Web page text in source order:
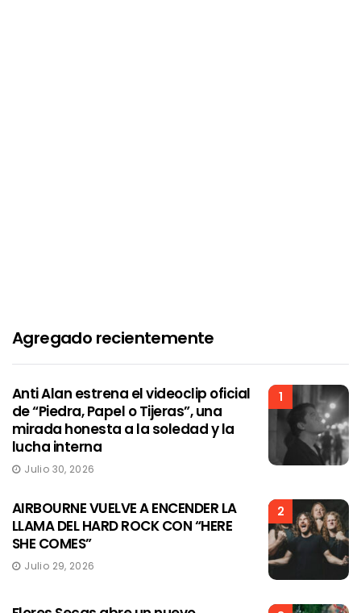
Agregado recientemente
1
Anti Alan estrena el videoclip oficial
de “Piedra, Papel o Tijeras”, una
mirada honesta a la soledad y la
lucha interna
Julio 30, 2026
2
AIRBOURNE VUELVE A ENCENDER LA
LLAMA DEL HARD ROCK CON “HERE
SHE COMES”
Julio 29, 2026